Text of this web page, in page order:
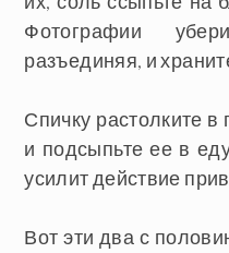
Фотографии
разъединяя, и
Спичку растолките
и подсыпьте ее в
усилит действие
Вот эти два с